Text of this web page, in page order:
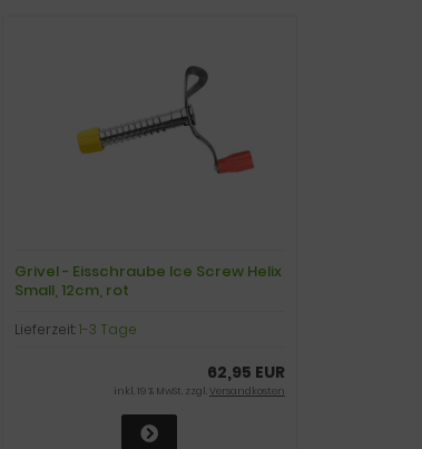
Grivel - Eisschraube Ice Screw Helix
Small, 12cm, rot
Lieferzeit:1-3 Tage
62,95 EUR
inkl. 19 % MwSt. zzgl.Versandkosten